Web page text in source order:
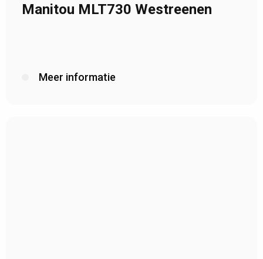
Manitou MLT730 Westreenen
Meer informatie